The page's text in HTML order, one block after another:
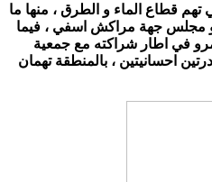
قطاع الماء و الطرق ، منها ما
و مجلس جهة مراكش اسفي ، فيما
في اطار شراكته مع جمعية
احسانيتين ، بالمنطقة تهمان